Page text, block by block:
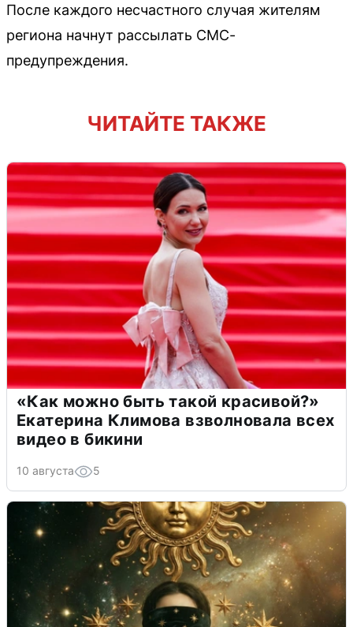
После каждого несчастного случая жителям
региона начнут рассылать СМС-
предупреждения.
ЧИТАЙТЕ ТАКЖЕ
«Как можно быть такой красивой?»
Екатерина Климова взволновала всех
видео в бикини
10 августа 5